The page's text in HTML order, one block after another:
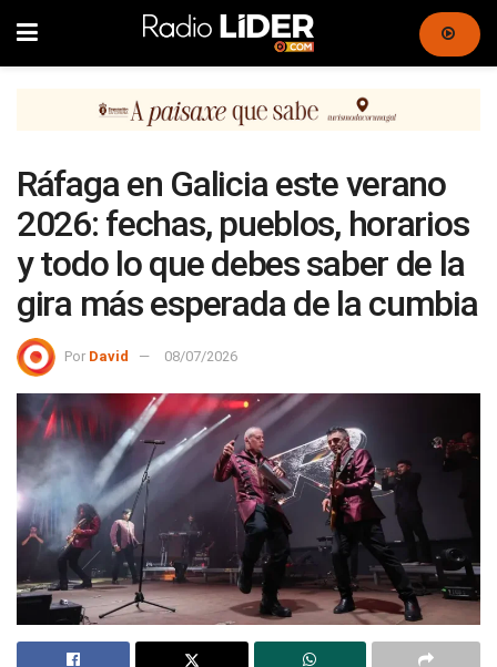
Ráfaga en Galicia este verano
2026: fechas, pueblos, horarios
y todo lo que debes saber de la
gira más esperada de la cumbia
Por David 08/07/2026